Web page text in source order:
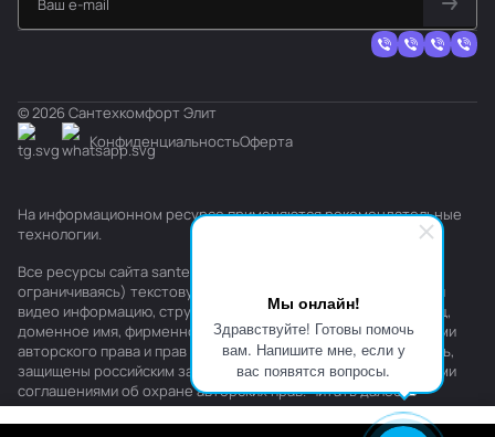
Мы онлайн!
Здравствуйте! Готовы помочь
вам. Напишите мне, если у
вас появятся вопросы.
© 2026 Сантехкомфорт Элит
КонфиденциальностьОферта
На информационном ресурсе применяютсярекомендательные
технологии.
Все ресурсы сайта santehkomfort.ru, включая (но не
ограничиваясь) текстовую, графическую, фотографическую и
видео информацию, структуру, дизайн и оформление страниц,
доменное имя, фирменное наименование являются объектами
авторского права и прав на интеллектуальную собственность,
защищены российским законодательством и международными
соглашениями об охране авторских прав.Читать далее